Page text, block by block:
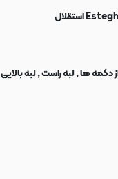
ها , لبه راست , لبه بالایی